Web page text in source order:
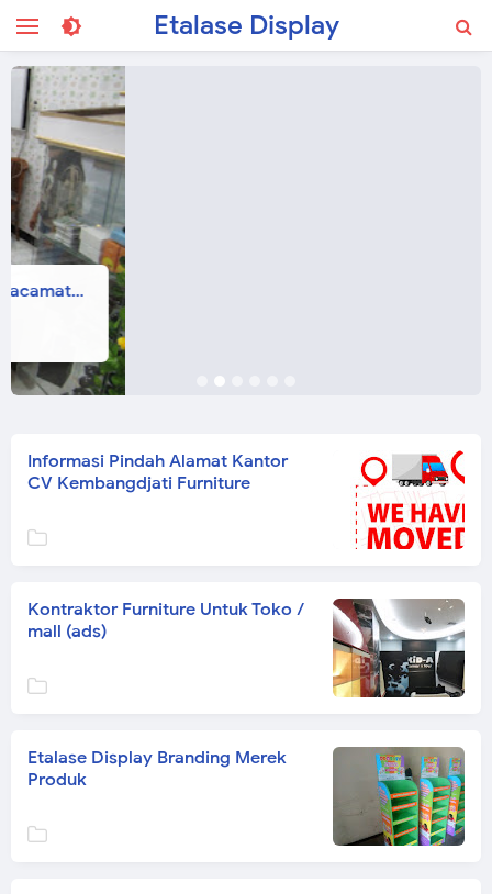
Etalase Display
Informasi Pindah Alamat Kantor
CV Kembangdjati Furniture
Kontraktor Furniture Untuk Toko /
mall (ads)
Etalase Display Branding Merek
Produk